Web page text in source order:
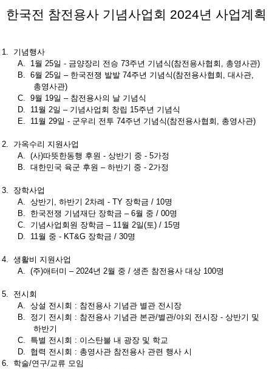
한국전 참전용사 기념사업회 2024년 사업계획
1.
기념행사
A.
1월 25일 - 금양장리 전승 73주년 기념식(참전용사협회 , 총영사관)
B. 6월 25일 – 한국전쟁 발발 74주년 기념식(참전용사협회 , 대사관,
총영사관)
C. 9월 19일 – 참전용사의 날 기념식
D.
11월 2일 – 기념사업회 창립 15주년 기념식
E.
11월 29일 - 군우리 전투 74주년 기념식(참전용사협회 , 총영사관)
2. 가옥수리 지원사업
A. (사)따뜻한동행 후원 - 상반기 중 - 5가정
B. 대한민국 육군 후원 – 하반기 중 - 2가정
3.
장학사업
A. 상반기 , 하반기 2차례 - TY 장학금 / 10명
B.
한국전쟁 기념재단 장학금 – 6월 중 / 00명
C.
기념사업회원 장학금 – 11월 2일(토) / 15명
D.
11월 중 - KT&G 장학금 / 30명
4. 생활비 지원사업
A. (주)애터미 – 2024년 2월 중 / 생존 참전용사 대상 100명
5.
전시회
A. 상설 전시회 : 참전용사 기념관 별관 전시장
B.
정기 전시회 : 참전용사 기념관 본관/별관/야외 전시장- 상반기 및
하반기
C.
특별 전시회 : 이스탄불 내 광장 및 학교
D.
협력 전시회 : 총영사관 참전용사 관련 행사 시
6.
학술/연구/교류 모임